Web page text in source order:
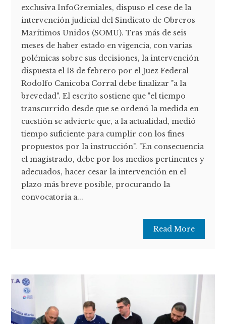
exclusiva InfoGremiales, dispuso el cese de la
intervención judicial del Sindicato de Obreros
Marítimos Unidos (SOMU). Tras más de seis
meses de haber estado en vigencia, con varias
polémicas sobre sus decisiones, la intervención
dispuesta el 18 de febrero por el Juez Federal
Rodolfo Canicoba Corral debe finalizar "a la
brevedad". El escrito sostiene que "el tiempo
transcurrido desde que se ordenó la medida en
cuestión se advierte que, a la actualidad, medió
tiempo suficiente para cumplir con los fines
propuestos por la instrucción". "En consecuencia
el magistrado, debe por los medios pertinentes y
adecuados, hacer cesar la intervención en el
plazo más breve posible, procurando la
convocatoria a...
Read More